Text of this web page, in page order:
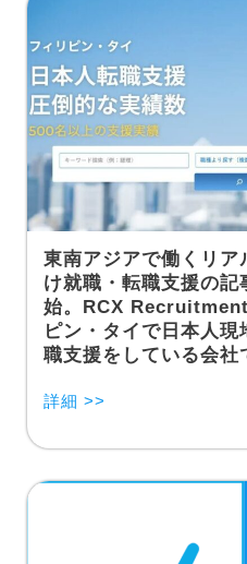
東南アジアで働くリア
け就職・転職支援の記
始。RCX
ピン・タイで日本人
職支援をしている会社
詳細 >>